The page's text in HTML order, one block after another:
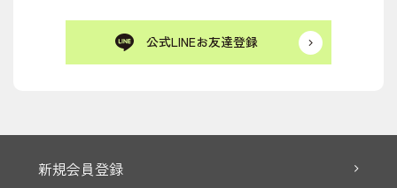
公式LINEお友達登録
新規会員登録